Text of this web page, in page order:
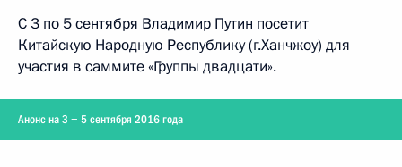
С 3 по 5 сентября Владимир Путин посетит
Китайскую Народную Республику (г.Ханчжоу) для
участия в саммите «Группы двадцати».
Анонс на 3 − 5 сентября 2016 года